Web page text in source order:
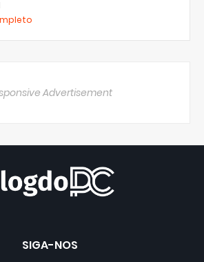
Advertisement
SIGA-NOS